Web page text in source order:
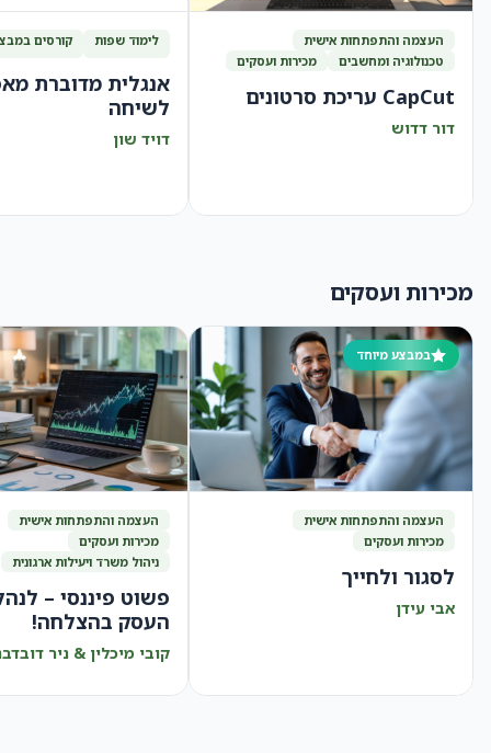
העצמה והתפתחות אישית
טכנולוגיה ומחשבים
מכירות ועסקים
CapCut עריכת סרטונים
דור דדוש
לימוד שפות קורסים
אנגלית מדוברת
לשיחה
דויד שון
מכירות ועסקים
במבצע מיוחד
העצמה והתפתחות אישית
מכירות ועסקים
לסגור ולחייך
אבי עידן
העצמה והתפתחות אישית
מכירות ועסקים
ניהול משרד ויעילות ארגונית
פשוט פיננסי –
העסק בהצלחה!
קובי מיכלין & ניר